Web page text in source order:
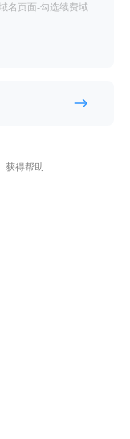
名页面-勾选续费域
获得帮助